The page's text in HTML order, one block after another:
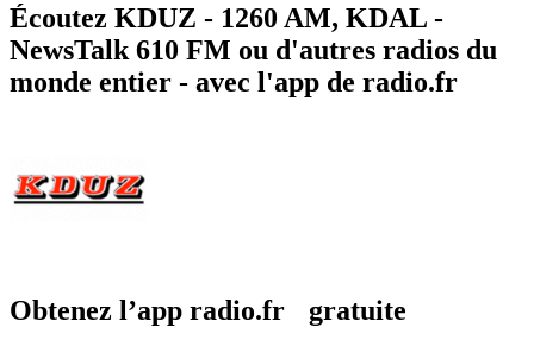
Écoutez KDUZ - 1260 AM, KDAL -
NewsTalk 610 FM ou d'autres radios du
monde entier - avec l'app de radio.fr
Obtenez l’app radio.fr gratuite